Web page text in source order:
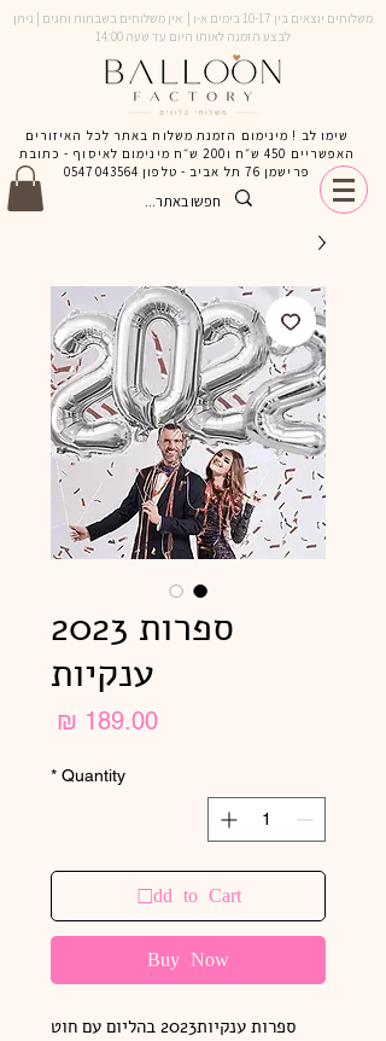
משלוחים יוצאים בין 10-17 בימים א-ו | אין משלוחים בשבתות וחגים | ניתן
לבצע הזמנה לאותו היום עד שעה 14:00
שימו לב ! מינימום הזמנת משלוח באתר לכל האיזורים
האפשריים 450 ש״ח ו200 ש״ח מינימום לאיסוף - כתובת
פרישמן 76 תל אביב - טלפון
0547043564
ספרות 2023
ענקיות
189.00 ₪
Quantity
*
Add to Cart
Buy Now
ספרות ענקיות2023 בהליום עם חוט